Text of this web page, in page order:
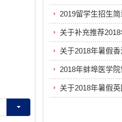
2019留学生招生简
关于补充推荐
关于2018年暑假
2018年蚌埠医学
关于2018年暑假